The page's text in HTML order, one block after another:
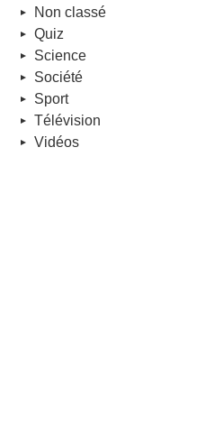
Non classé
Quiz
Science
Société
Sport
Télévision
Vidéos